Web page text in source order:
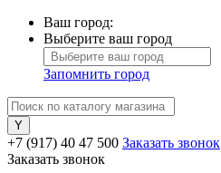
Ваш город:
Выберите ваш город
Запомнить город
+7 (917) 40 47 500 Заказать звонок
Заказать звонок